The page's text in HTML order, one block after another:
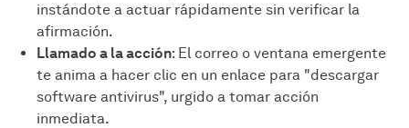
instándote a actuar rápidamente sin verificar la
afirmación.
Llamado a la acción: El correo o ventana emergente
te anima a hacer clic en un enlace para "descargar
software antivirus", urgido a tomar acción
inmediata.